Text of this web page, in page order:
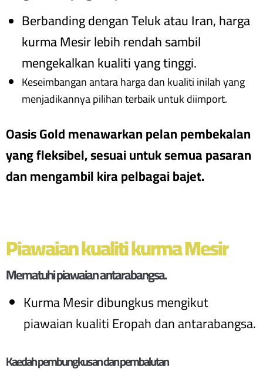
Berbanding dengan Teluk atau Iran, harga
kurma Mesir lebih rendah sambil
mengekalkan kualiti yang tinggi.
Keseimbangan antara harga dan kualiti inilah yang
menjadikannya pilihan terbaik untuk diimport.
Oasis Gold menawarkan pelan pembekalan
yang fleksibel, sesuai untuk semua pasaran
dan mengambil kira pelbagai bajet.
Piawaian kualiti kurma Mesir
Mematuhi piawaian antarabangsa.
Kurma Mesir dibungkus mengikut
piawaian kualiti Eropah dan antarabangsa.
Kaedah pembungkusan dan pembalutan